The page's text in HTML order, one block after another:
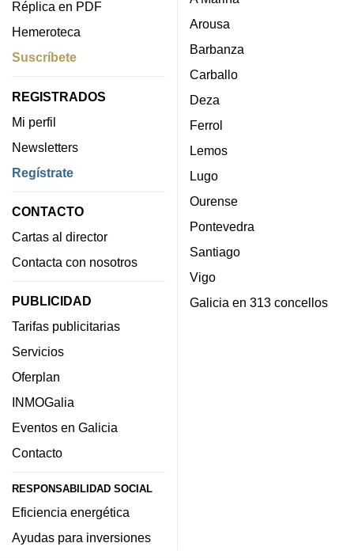
Réplica en PDF
Hemeroteca
Suscríbete
REGISTRADOS
Mi perfil
Newsletters
Regístrate
CONTACTO
Cartas al director
Contacta con nosotros
PUBLICIDAD
Tarifas publicitarias
Servicios
Oferplan
INMOGalia
Eventos en Galicia
Contacto
RESPONSABILIDAD SOCIAL
Eficiencia energética
Ayudas para inversiones
Arousa
Barbanza
Carballo
Deza
Ferrol
Lemos
Lugo
Ourense
Pontevedra
Santiago
Vigo
Galicia en 313 concellos